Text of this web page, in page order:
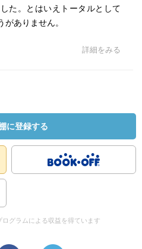
た。とはいえトータルとして
ありません。
詳細をみる
に登録する
グラムによる収益を得ています